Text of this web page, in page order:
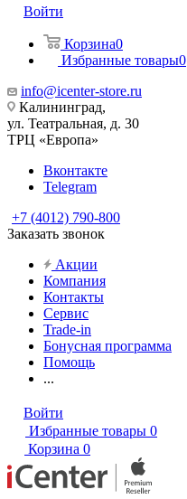
Войти
Корзина0
Избранные товары0
info@icenter-store.ru
Калининград,
ул. Театральная, д. 30
ТРЦ «Европа»
Вконтакте
Telegram
+7 (4012) 790-800
Заказать звонок
Акции
Компания
Контакты
Сервис
Trade-in
Бонусная программа
Помощь
...
Войти
Избранные товары 0
Корзина 0